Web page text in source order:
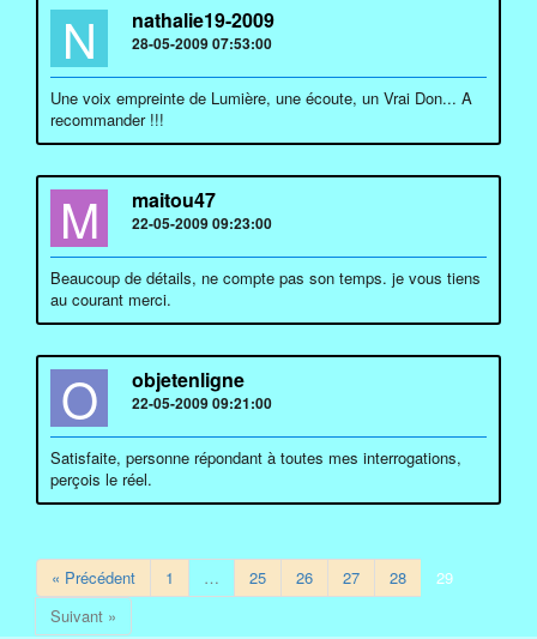
N nathalie19-2009
28-05-2009 07:53:00
Une voix empreinte de Lumière, une écoute, un Vrai Don... A
recommander !!!
M maitou47
22-05-2009 09:23:00
Beaucoup de détails, ne compte pas son temps. je vous tiens
au courant merci.
O objetenligne
22-05-2009 09:21:00
Satisfaite, personne répondant à toutes mes interrogations,
perçois le réel.
« Précédent 1 … 25 26 27 28
29
Suivant »